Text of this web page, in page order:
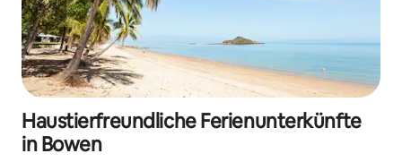
Haustierfreundliche Ferienunterkünfte
in Bowen